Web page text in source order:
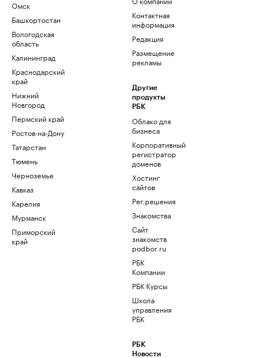
Омск
Башкортостан
Вологодская
область
Калининград
Краснодарский
край
Нижний
Новгород
Пермский край
Ростов-на-Дону
Татарстан
Тюмень
Черноземье
Кавказ
Карелия
Мурманск
Приморский
край
Контактная
информация
Редакция
Размещение
рекламы
Другие
продукты
РБК
Облако для
бизнеса
Корпоративный
регистратор
доменов
Хостинг
сайтов
Рег.решения
Знакомства
Сайт
знакомств
podbor.ru
РБК
Компании
РБК Курсы
Школа
управления
РБК
РБК
Новости